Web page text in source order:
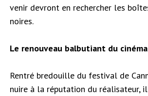
venir devront en rechercher les
noires.
Le renouveau balbutiant du
Rentré bredouille du festival de
nuire à la réputation du réalisateur,